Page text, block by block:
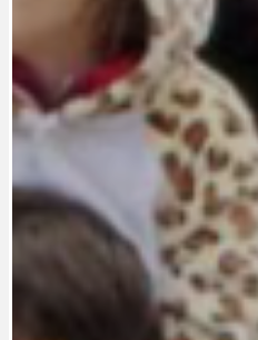
DOPORUČUJEME
DOPRAVA
GRANTY A DOTACE